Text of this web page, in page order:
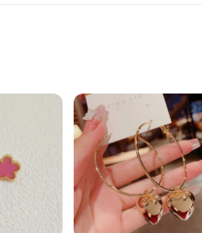
design is perfect for those who appreciate
beautifully. Whether you're dressing up
throughout the day, making them suitable
formal event or simply looking to add a